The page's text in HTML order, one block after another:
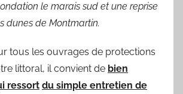
le marais sud et une reprise
dunes de Montmartin.
tous les ouvrages de protections
littoral, il convient de bien
ressort du simple entretien de